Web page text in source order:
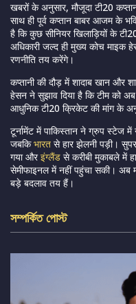
खबरों के अनुसार, मौजूदा टी20
साथ ही पूर्व कप्तान बाबर आजमके
है कि कुछ सीनियर खिलाड़ियों के
अधिकारी जल्द ही मुख्य कोच
रणनीति तय करेंगे।
कप्तानी की दौड़ मेंशादाब खान और
हेसन ने सुझाव दिया है कि टीम को अब
आधुनिक टी20 क्रिकेट की मांग के
टूर्नामेंट में पाकिस्तान ने ग्रुप स्टेज में
जबकिभारत से हार झेलनी पड़ी।
गया औरइंग्लैंड से करीबी मुकाबले में
सेमीफाइनल में नहीं पहुंचा सकी। अब
बड़े बदलाव तय हैं।
সম্পর্কিত পোস্ট